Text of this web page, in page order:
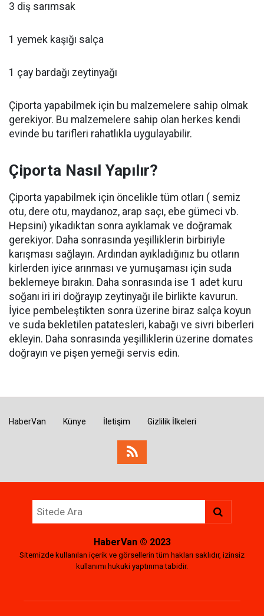
3 diş sarımsak
1 yemek kaşığı salça
1 çay bardağı zeytinyağı
Çiporta yapabilmek için bu malzemelere sahip olmak
gerekiyor. Bu malzemelere sahip olan herkes kendi
evinde bu tarifleri rahatlıkla uygulayabilir.
Çiporta Nasıl Yapılır?
Çiporta yapabilmek için öncelikle tüm otları ( semiz
otu, dere otu, maydanoz, arap saçı, ebe gümeci vb.
Hepsini) yıkadıktan sonra ayıklamak ve doğramak
gerekiyor. Daha sonrasında yeşilliklerin birbiriyle
karışması sağlayın. Ardından ayıkladığınız bu otların
kirlerden iyice arınması ve yumuşaması için suda
beklemeye bırakın. Daha sonrasında ise 1 adet kuru
soğanı iri iri doğrayıp zeytinyağı ile birlikte kavurun.
İyice pembeleştikten sonra üzerine biraz salça koyun
ve suda bekletilen patatesleri, kabağı ve sivri biberleri
ekleyin. Daha sonrasında yeşilliklerin üzerine domates
doğrayın ve pişen yemeği servis edin.
HaberVan Künye İletişim Gizlilik İlkeleri
HaberVan© 2023
Sitemizde kullanılan içerik ve görsellerin tüm hakları saklıdır, izinsiz
kullanımı hukuki yaptırıma tabidir.